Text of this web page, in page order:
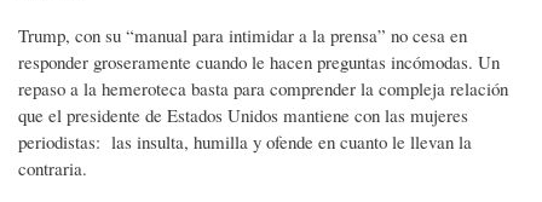
Trump, con su “manual para intimidar a la prensa” no cesa en
responder groseramente cuando le hacen preguntas incómodas. Un
repaso a la hemeroteca basta para comprender la compleja relación
que el presidente de Estados Unidos mantiene con las mujeres
periodistas: las insulta, humilla y ofende en cuanto le llevan la
contraria.